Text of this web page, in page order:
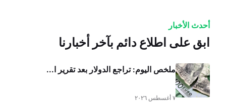
أحدث الأخبار
ابق على اطلاع دائم بآخر أخبارنا
ملخص اليوم: تراجع الدولار بعد تقرير ا...
٧ أغسطس ٢٠٢٦